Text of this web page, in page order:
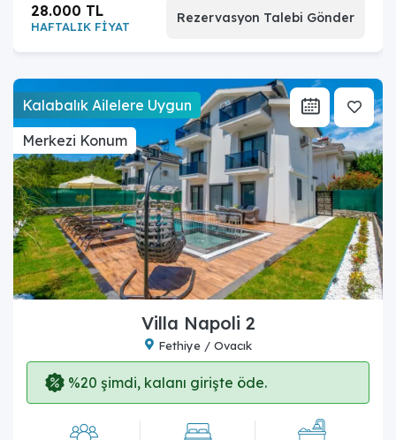
HAFTALIK FİYAT
28.000 TL Rezervasyon Talebi Gönder
Kalabalık Ailelere Uygun
Merkezi Konum
Villa Napoli 2
Fethiye / Ovacık
%20 şimdi, kalanı girişte öde.